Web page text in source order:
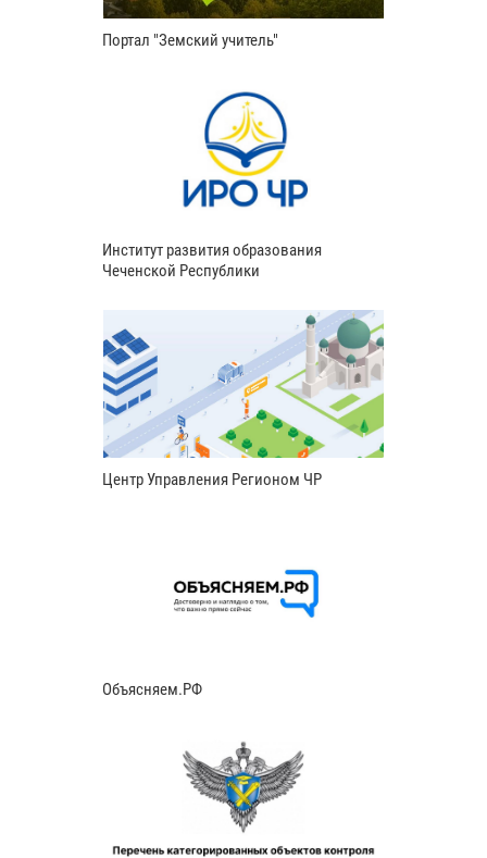
Портал "Земский учитель"
Институт развития образования
Чеченской Республики
Центр Управления Регионом ЧР
Объясняем.РФ